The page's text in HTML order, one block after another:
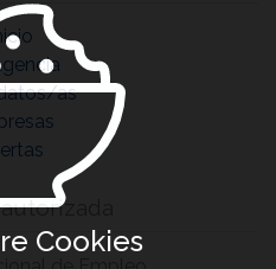
as
Cookies